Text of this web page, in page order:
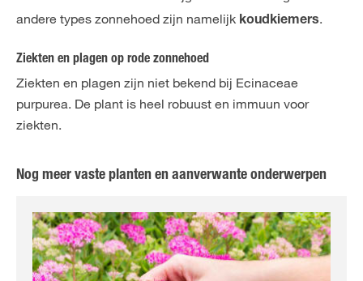
andere types zonnehoed zijn namelijk koudkiemers.
Ziekten en plagen op rode zonnehoed
Ziekten en plagen zijn niet bekend bij Ecinaceae
purpurea. De plant is heel robuust en immuun voor
ziekten.
Nog meer vaste planten en aanverwante onderwerpen